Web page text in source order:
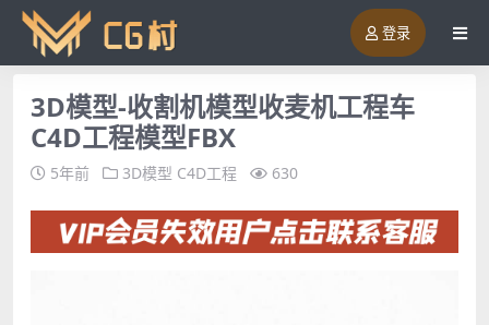
登录
3D模型-收割机模型收麦机工程车
C4D工程模型FBX
5年前 3D模型 C4D工程 630